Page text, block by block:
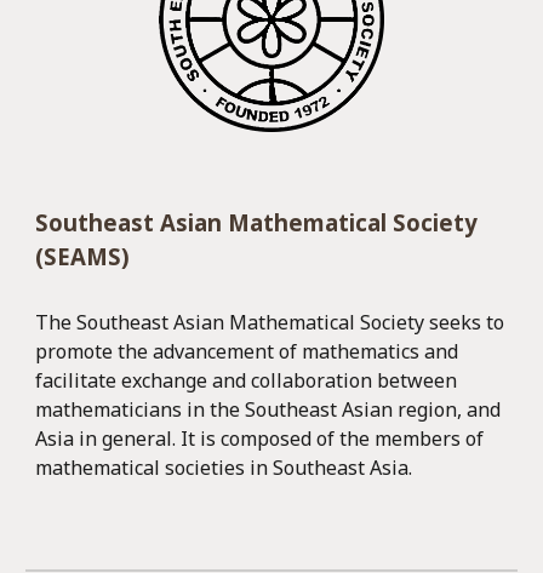
Southeast Asian Mathematical Society
(SEAMS)
The Southeast Asian Mathematical Society seeks to
promote the advancement of mathematics and
facilitate exchange and collaboration between
mathematicians in the Southeast Asian region, and
Asia in general. It is composed of the members of
mathematical societies in Southeast Asia.